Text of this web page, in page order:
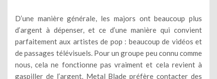
D’une manière générale, les majors ont beaucoup plus
d’argent à dépenser, et ce d’une manière qui convient
parfaitement aux artistes de pop : beaucoup de vidéos et
de passages télévisuels. Pour un groupe peu connu comme
nous, cela ne fonctionne pas vraiment et cela revient à
gaspiller de l’argent. Metal Blade préfère contacter des